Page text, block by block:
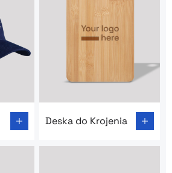
Deska do Krojenia